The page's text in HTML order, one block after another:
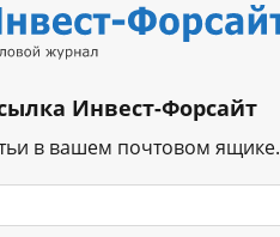
Инвест-Форсайт
в вашем почтовом ящике.